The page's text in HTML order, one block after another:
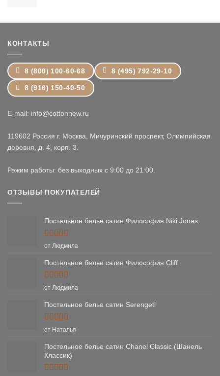
–
КОНТАКТЫ
8 (800) 100-60-68 8 (495) 792-29-10
8 (916) 150-40-50
E-mail: info@cottonnew.ru
119602 Россия г. Москва, Мичуринский проспект, Олимпийская
деревня, д. 4, корп. 3.
Режим работы: без выходных с 9:00 до 21:00.
ОТЗЫВЫ ПОКУПАТЕЛЕЙ
Постельное белье сатин Философия Niki Jones
Оценка5
от Людмила
Постельное белье сатин Философия Cliff
Оценка5
от Людмила
Постельное белье сатин Serengeti
Оценка5
от Наталья
Постельное белье сатин Chanel Classic (Шанель
Классик)